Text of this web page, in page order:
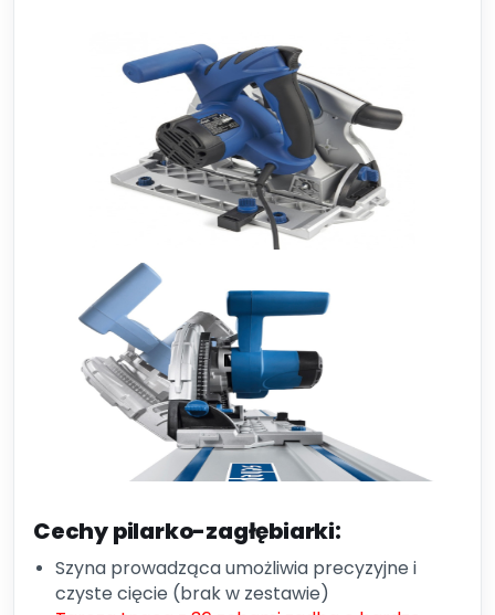
Cechy pilarko-zagłębiarki:
Szyna prowadząca umożliwia precyzyjne i
czyste cięcie (brak w zestawie)